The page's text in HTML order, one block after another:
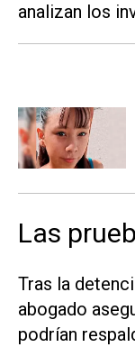
analizan los
Las
Tras la
abogado
podrían